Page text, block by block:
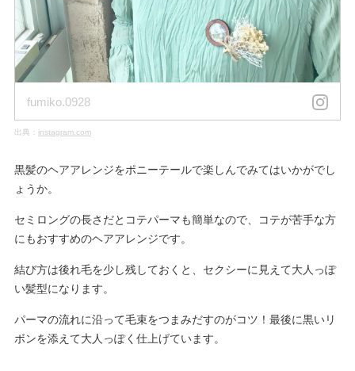
fumiko.0928
出典： instagram.com
黒髪のヘアアレンジをポニーテールで楽しんでみてはいかがでし
ょうか。
セミロングの長さだとコテパーマも簡単なので、コテが苦手な方
にもおすすめのヘアアレンジです。
結び方は後れ毛を少し残しておくと、セクシーに見えて大人っぽ
い髪型になります。
パーマの流れに沿って毛束をつまみだすのがコツ！最後に黒いリ
ボンを添えて大人っぽく仕上げています。